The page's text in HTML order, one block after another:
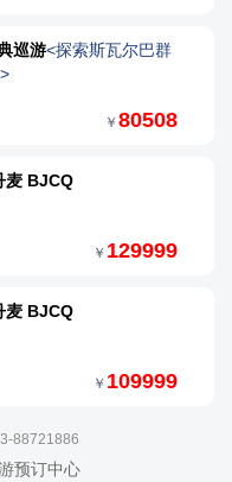
巡游<探索斯瓦尔巴群
￥ 80508
麦 BJCQ
￥ 129999
麦 BJCQ
￥ 109999
88721886
预订中心